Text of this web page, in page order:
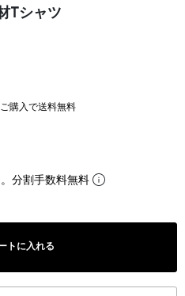
Tシャツ
購入で送料無料
分割手数料無料
トに入れる